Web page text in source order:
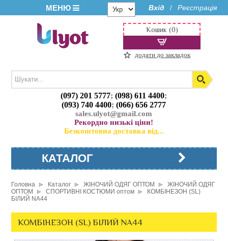
МЕНЮ Вхід / Реєстрація
(097) 201 5777;(098) 611 4400;
(093) 740 4400;(066) 656 2777
sales.ulyot@gmail.com
Рекордно низькі ціни!
Безкоштовна доставка від...
Кошик (0)
додати до закладок
КАТАЛОГ
Головна Каталог ЖІНОЧИЙ ОДЯГ ОПТОМ
ЖІНОЧИЙ ОДЯГ
ОПТОМ
СПОРТИВНІ КОСТЮМИ оптом
КОМБІНЕЗОН (SL)
БІЛИЙ NA44
КОМБІНЕЗОН (SL) БІЛИЙ NA44